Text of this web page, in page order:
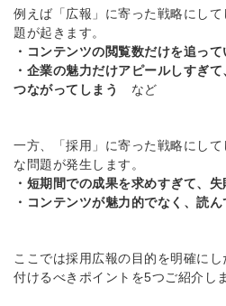
例えば「広報」に寄った戦略にし
題が起きます。
・コンテンツの閲覧数だけを追っ
・企業の魅力だけアピールしすぎ
つながってしまう など
一方、「採用」に寄った戦略にし
な問題が発生します。
・短期間での成果を求めすぎて、
・コンテンツが魅力的でなく、読
ここでは採用広報の目的を明確に
付けるべきポイントを5つご紹介し